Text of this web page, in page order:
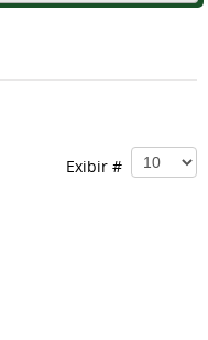
Exibir #